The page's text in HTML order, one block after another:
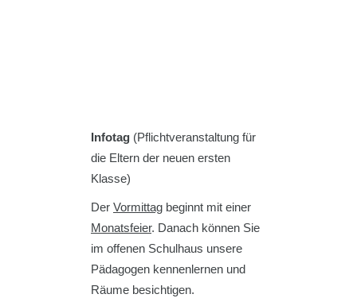
Infotag (Pflichtveranstaltung für
die Eltern der neuen ersten
Klasse)
Der Vormittag beginnt mit einer
Monatsfeier. Danach können Sie
im offenen Schulhaus unsere
Pädagogen kennenlernen und
Räume besichtigen.